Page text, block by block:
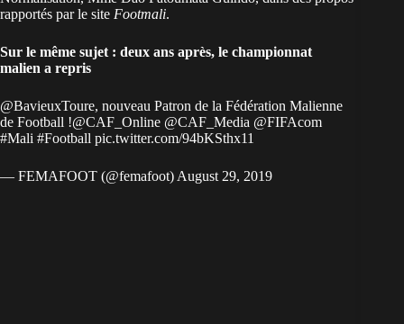
rapportés par le site Footmali.
Sur le même sujet : deux ans après, le championnat
malien a repris
@BavieuxToure, nouveau Patron de la Fédération Malienne
de Football !@CAF_Online @CAF_Media @FIFAcom
#Mali #Football pic.twitter.com/94bKSthx11
— FEMAFOOT (@femafoot) August 29, 2019